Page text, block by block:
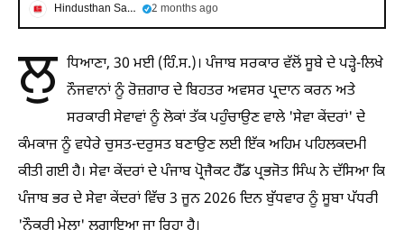
Hindusthan Samachar 2 months ago
ਲੁ ਧਿਆਣਾ, 30 ਮਈ (ਹਿੰ.ਸ.)। ਪੰਜਾਬ ਸਰਕਾਰ ਵੱਲੋਂ ਸੂਬੇ ਦੇ ਪੜ੍ਹੇ-ਲਿਖੇ
ਨੌਜਵਾਨਾਂ ਨੂੰ ਰੋਜ਼ਗਾਰ ਦੇ ਬਿਹਤਰ ਅਵਸਰ ਪ੍ਰਦਾਨ ਕਰਨ ਅਤੇ
ਸਰਕਾਰੀ ਸੇਵਾਵਾਂ ਨੂੰ ਲੋਕਾਂ ਤੱਕ ਪਹੁੰਚਾਉਣ ਵਾਲੇ 'ਸੇਵਾ ਕੇਂਦਰਾਂ' ਦੇ
ਕੰਮਕਾਜ ਨੂੰ ਵਧੇਰੇ ਚੁਸਤ-ਦਰੁਸਤ ਬਣਾਉਣ ਲਈ ਇੱਕ ਅਹਿਮ ਪਹਿਲਕਦਮੀ
ਕੀਤੀ ਗਈ ਹੈ। ਸੇਵਾ ਕੇਂਦਰਾਂ ਦੇ ਪੰਜਾਬ ਪ੍ਰੋਜੈਕਟ ਹੈੱਡ ਪ੍ਰਭਜੋਤ ਸਿੰਘ ਨੇ ਦੱਸਿਆ ਕਿ
ਪੰਜਾਬ ਭਰ ਦੇ ਸੇਵਾ ਕੇਂਦਰਾਂ ਵਿੱਚ 3 ਜੂਨ 2026 ਦਿਨ ਬੁੱਧਵਾਰ ਨੂੰ ਸੂਬਾ ਪੱਧਰੀ
'ਨੌਕਰੀ ਮੇਲਾ' ਲਗਾਇਆ ਜਾ ਰਿਹਾ ਹੈ।